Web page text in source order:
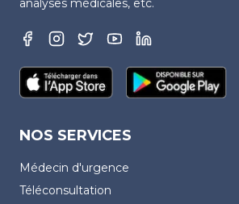
analyses médicales, etc.
NOS SERVICES
Médecin d'urgence
Téléconsultation